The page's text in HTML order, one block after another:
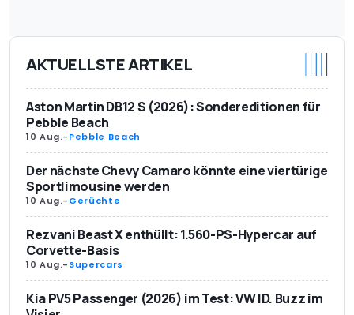
AKTUELLSTE ARTIKEL
Aston Martin DB12 S (2026): Sondereditionen für
Pebble Beach
10 Aug.-Pebble Beach
Der nächste Chevy Camaro könnte eine viertürige
Sportlimousine werden
10 Aug.-Gerüchte
Rezvani Beast X enthüllt: 1.560-PS-Hypercar auf
Corvette-Basis
10 Aug.-Supercars
Kia PV5 Passenger (2026) im Test: VW ID. Buzz im